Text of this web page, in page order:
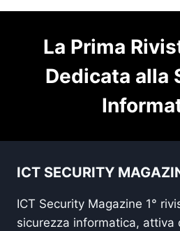
La Prima
Dedicata alla
ICT SECURITY
ICT Security Magazine 1°
sicurezza informatica, attiva